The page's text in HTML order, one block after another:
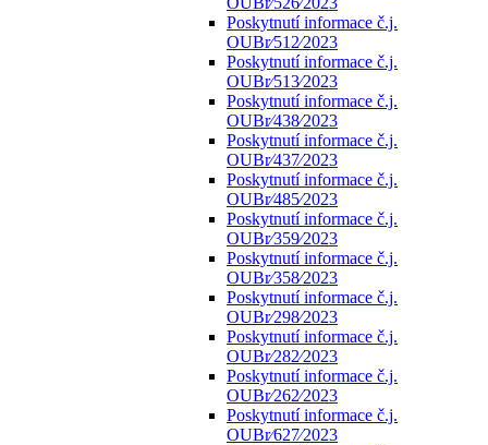
Poskytnutí informace č.j.
OUBr⁄512⁄2023
Poskytnutí informace č.j.
OUBr⁄513⁄2023
Poskytnutí informace č.j.
OUBr⁄438⁄2023
Poskytnutí informace č.j.
OUBr⁄437⁄2023
Poskytnutí informace č.j.
OUBr⁄485⁄2023
Poskytnutí informace č.j.
OUBr⁄359⁄2023
Poskytnutí informace č.j.
OUBr⁄358⁄2023
Poskytnutí informace č.j.
OUBr⁄298⁄2023
Poskytnutí informace č.j.
OUBr⁄282⁄2023
Poskytnutí informace č.j.
OUBr⁄262⁄2023
Poskytnutí informace č.j.
OUBr⁄627⁄2023